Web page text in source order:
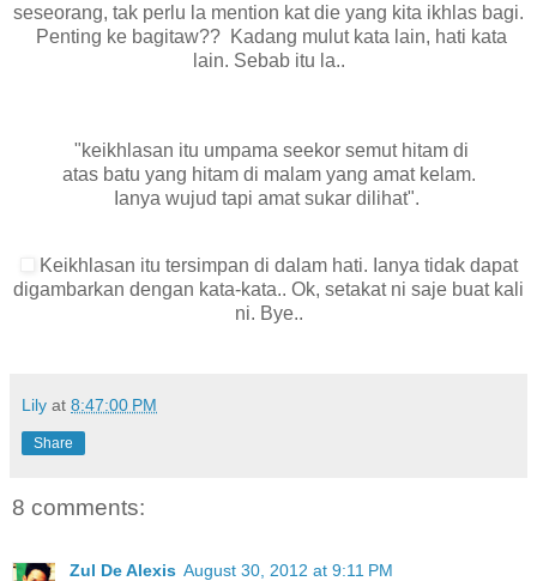
seseorang, tak perlu la mention kat die yang kita ikhlas bagi.
Penting ke bagitaw?? Kadang mulut kata lain, hati kata
lain. Sebab itu la..
"keikhlasan itu umpama seekor semut hitam di
atas batu yang hitam di malam yang amat kelam.
Ianya wujud tapi amat sukar dilihat".
Keikhlasan itu tersimpan di dalam hati. Ianya tidak dapat
digambarkan dengan kata-kata.. Ok, setakat ni saje buat kali
ni. Bye..
Lily at 8:47:00 PM
Share
8 comments:
Zul De Alexis August 30, 2012 at 9:11 PM